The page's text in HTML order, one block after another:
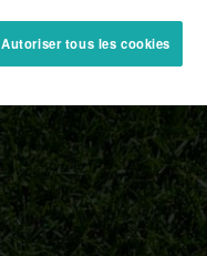
Autoriser tous les cookies